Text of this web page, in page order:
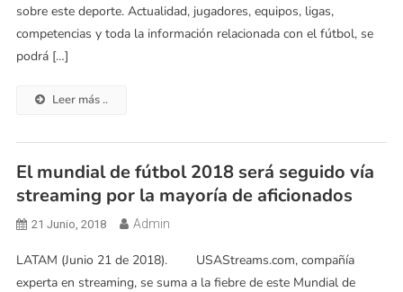
sobre este deporte. Actualidad, jugadores, equipos, ligas,
competencias y toda la información relacionada con el fútbol, se
podrá […]
Leer más ..
El mundial de fútbol 2018 será seguido vía
streaming por la mayoría de aficionados
21 Junio, 2018 Admin
LATAM (Junio 21 de 2018). USAStreams.com, compañía
experta en streaming, se suma a la fiebre de este Mundial de